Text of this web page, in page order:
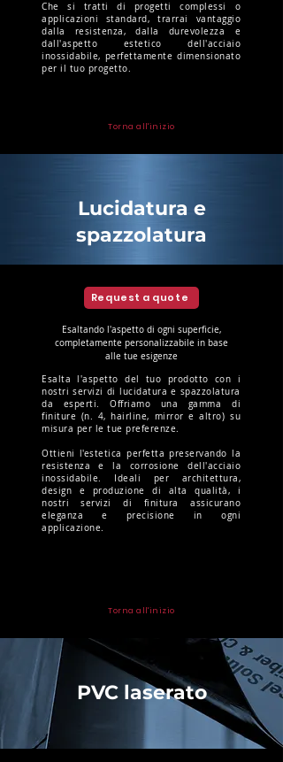
Che si tratti di progetti complessi o
applicazioni standard, trarrai vantaggio
dalla resistenza, dalla durevolezza e
dall'aspetto estetico dell'acciaio
inossidabile, perfettamente dimensionato
per il tuo progetto.
Torna all'inizio
Lucidatura e
spazzolatura
Request a quote
Esaltando l'aspetto di ogni superficie,
completamente personalizzabile in base
alle tue esigenze
Esalta l'aspetto del tuo prodotto con i
nostri servizi di lucidatura e spazzolatura
da esperti. Offriamo una gamma di
finiture (n. 4, hairline, mirror e altro) su
misura per le tue preferenze.
Ottieni l'estetica perfetta preservando la
resistenza e la corrosione dell'acciaio
inossidabile. Ideali per architettura,
design e produzione di alta qualità, i
nostri servizi di finitura assicurano
eleganza e precisione in ogni
applicazione.
Torna all'inizio
PVC laserato